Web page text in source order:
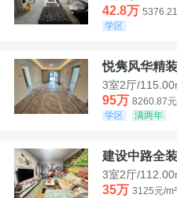
42.8万
学区
悦隽风华精
3室2厅/
95万 8260.87元
学区
满两年
建设中路全
3室2厅/
35万 3125元/m²